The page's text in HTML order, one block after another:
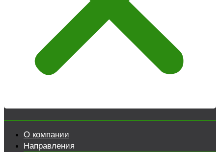
О компании
Направления